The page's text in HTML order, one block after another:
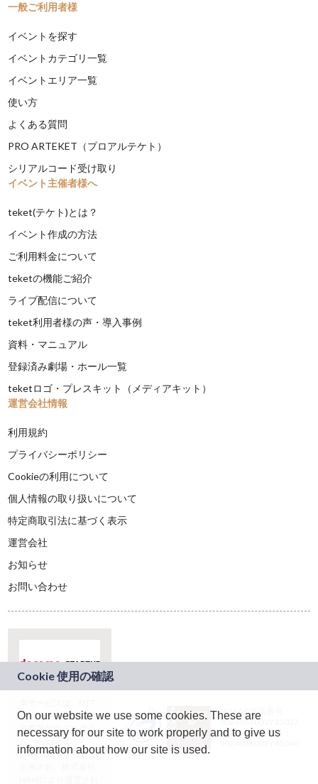
一般ご利用者様
イベントを探す
イベントカテゴリ一覧
イベントエリア一覧
使い方
よくある質問
PRO ARTEKET（プロアルテケト）
シリアルコード受け取り
イベント主催者様へ
teket(テケト)とは？
イベント作成の方法
ご利用料金について
teketの機能ご紹介
ライブ配信について
teket利用者様の声・導入事例
資料・マニュアル
登録済み劇場・ホール一覧
teketロゴ・プレスキット（メディアキット）
運営会社情報
利用規約
プライバシーポリシー
Cookieの利用について
個人情報の取り扱いについて
特定商取引法に基づく表示
運営会社
お知らせ
お問い合わせ
ドコモグループの新
規事業創出プログラ
ム「docomo
STARTUP」を通じて
JASRAC許諾番号：
9024936001Y45037
JASRAC許諾番号：
On our website we use some cookies. These are
necessary for our site to work properly and to give us
information about how our site is used.